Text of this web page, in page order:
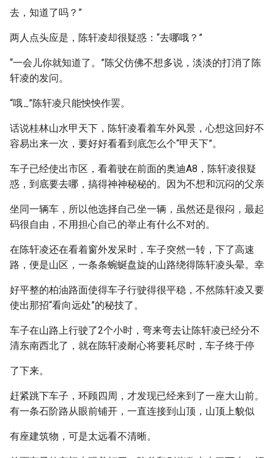
去，知道了吗？”
两人点头应是，陈轩凌却很疑惑：“去哪哦？”
“一会儿你就知道了。”陈父仿佛不想多说，淡淡的打消了陈
轩凌的发问。
“哦~”陈轩凌只能怏怏作罢。
话说桂林山水甲天下，陈轩凌看着车外风景，心想这回好不
容易出来一次，要好好看看到底怎么个“甲天下”。
车子已经使出市区，看着驶在前面的奥迪A8，陈轩凌很疑
惑，到底要去哪，搞得神神秘秘的。因为不想和沉闷的父亲
坐同一辆车，所以他选择自己坐一辆，虽然还是很闷，最起
码很自由，不用担心自己的举止有什么不对的。
在陈轩凌还在看着窗外发呆时，车子突然一转，下了高速
路，便是山区，一条条蜿蜒盘旋的山路绕得陈轩凌头晕。幸
好平整的柏油路面使得车子行驶得很平稳，不然陈轩凌又要
使出那招“看向远处”的秘技了。
车子在山路上行驶了2个小时，弯来弯去让陈轩凌已经分不
清东南西北了，就在陈轩凌耐心将要耗尽时，车子终于停
了下来。
赶紧跳下车子，环顾四周，才发现已经来到了一座大山前。
有一条石阶路从眼前铺开，一直连接到山顶，山顶上貌似
有座建筑物，可是太远看不清晰。